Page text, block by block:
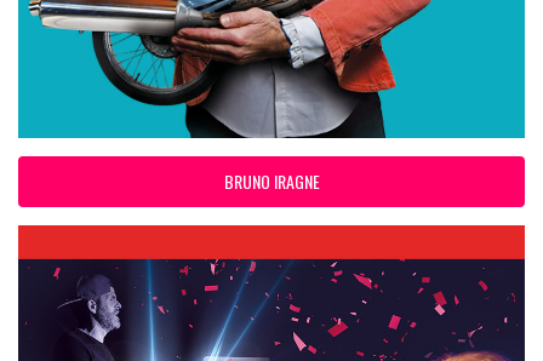
BRUNO IRAGNE